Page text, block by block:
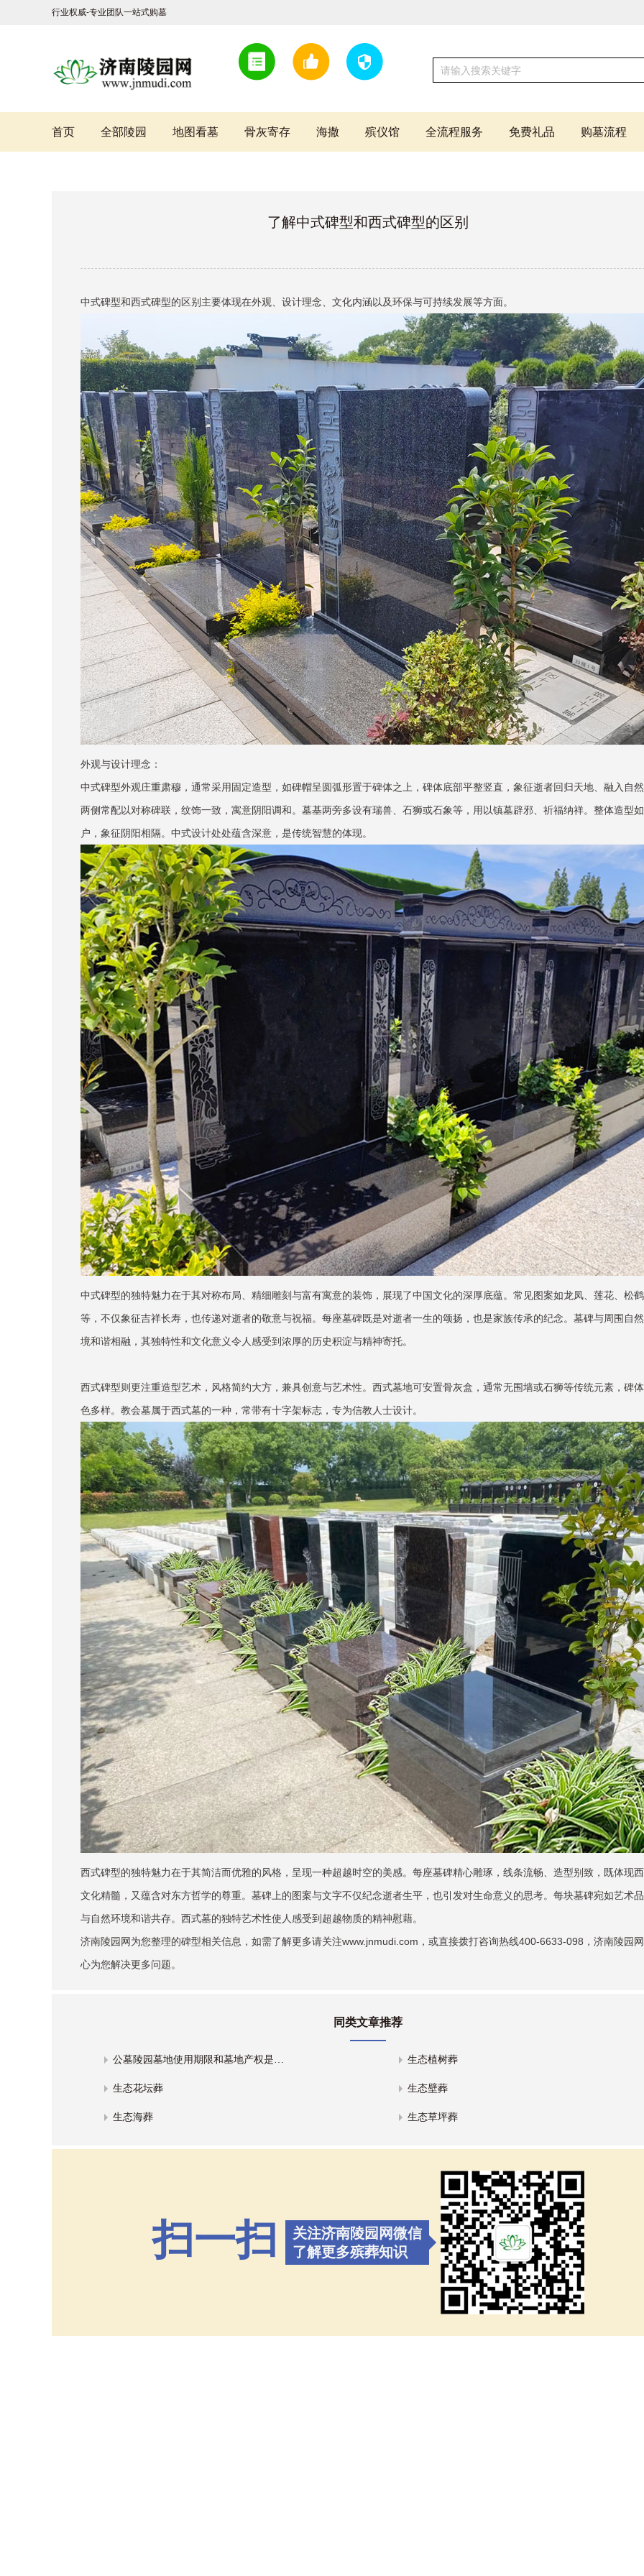
行业权威-专业团队一站式购墓
首页 全部陵园 地图看墓 骨灰寄存 海撒 殡仪馆 全流程服务 免费礼品 购墓流程
了解中式碑型和西式碑型的区别
中式碑型和西式碑型的区别主要体现在外观、设计理念、文化内涵以及环保与可持续发展等方面。
外观与设计理念：
中式碑型外观庄重肃穆，通常采用固定造型，如碑帽呈圆弧形置于碑体之上，碑体底部平整竖直，象征逝者回归天地、融入自
两侧常配以对称碑联，纹饰一致，寓意阴阳调和。墓基两旁多设有瑞兽、石狮或石象等，用以镇墓辟邪、祈福纳祥。整体造型
户，象征阴阳相隔。中式设计处处蕴含深意，是传统智慧的体现。
中式碑型的独特魅力在于其对称布局、精细雕刻与富有寓意的装饰，展现了中国文化的深厚底蕴。常见图案如龙凤、莲花、松鹤
等，不仅象征吉祥长寿，也传递对逝者的敬意与祝福。每座墓碑既是对逝者一生的颂扬，也是家族传承的纪念。墓碑与周围自
境和谐相融，其独特性和文化意义令人感受到浓厚的历史积淀与精神寄托。
西式碑型则更注重造型艺术，风格简约大方，兼具创意与艺术性。西式墓地可安置骨灰盒，通常无围墙或石狮等传统元素，碑
色多样。教会墓属于西式墓的一种，常带有十字架标志，专为信教人士设计。
西式碑型的独特魅力在于其简洁而优雅的风格，呈现一种超越时空的美感。每座墓碑精心雕琢，线条流畅、造型别致，既体现
文化精髓，又蕴含对东方哲学的尊重。墓碑上的图案与文字不仅纪念逝者生平，也引发对生命意义的思考。每块墓碑宛如艺术
与自然环境和谐共存。西式墓的独特艺术性使人感受到超越物质的精神慰藉。
济南陵园网为您整理的碑型相关信息，如需了解更多请关注www.jnmudi.com ，或直接拨打咨询热线400-6633-098，济南陵园
心为您解决更多问题。
同类文章推荐
公墓陵园墓地使用期限和墓地产权是怎么回事？ 生态植树葬
生态花坛葬 生态壁葬
生态海葬 生态草坪葬
扫一扫
关注济南陵园网微信
了解更多殡葬知识